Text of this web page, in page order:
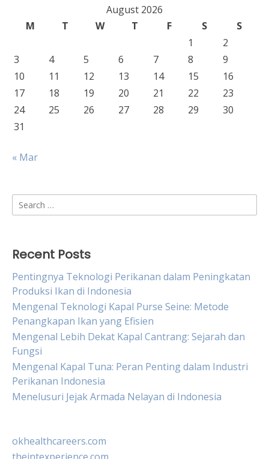
August 2026
M
T W T F S
S
1
2
3
4 5 6 7 8
9
10
11 12 13 14 15
16
17
18 19 20 21 22
23
24
25 26 27 28 29
30
31
« Mar
Search
for:
Recent Posts
Pentingnya Teknologi Perikanan dalam Peningkatan
Produksi Ikan di Indonesia
Mengenal Teknologi Kapal Purse Seine: Metode
Penangkapan Ikan yang Efisien
Mengenal Lebih Dekat Kapal Cantrang: Sejarah dan
Fungsi
Mengenal Kapal Tuna: Peran Penting dalam Industri
Perikanan Indonesia
Menelusuri Jejak Armada Nelayan di Indonesia
okhealthcareers.com